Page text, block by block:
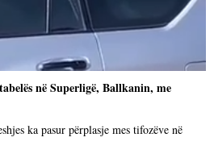
në Superligë, Ballkanin, me
ka pasur përplasje mes tifozëve në